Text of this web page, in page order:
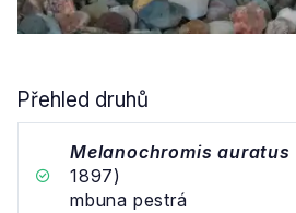
Přehled druhů
Melanochromis auratus
1897)
mbuna pestrá